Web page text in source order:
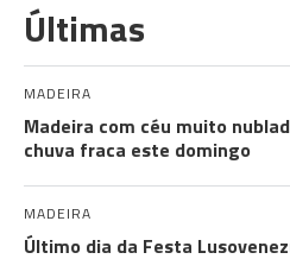
Últimas
MADEIRA
Madeira com céu muito
chuva fraca este domingo
MADEIRA
Último dia da Festa